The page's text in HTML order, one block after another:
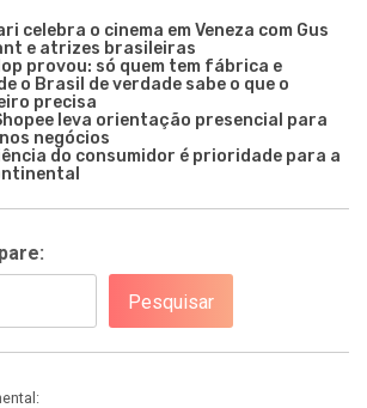
celebra o cinema em Veneza com Gus
e atrizes brasileiras
provou: só quem tem fábrica e
o Brasil de verdade sabe o que o
precisa
leva orientação presencial para
negócios
do consumidor é prioridade para a
Pesquisar